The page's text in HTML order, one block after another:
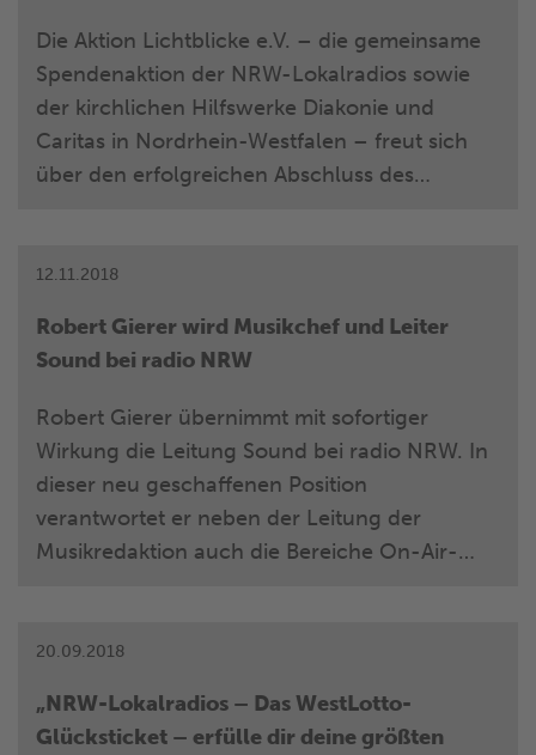
Die Aktion Lichtblicke e.V. – die gemeinsame
Spendenaktion der NRW-Lokalradios sowie
der kirchlichen Hilfswerke Diakonie und
Caritas in Nordrhein-Westfalen – freut sich
über den erfolgreichen Abschluss des
Spendenkonto der NRW-Hilfsaktion ein.
12.11.2018
Robert Gierer wird Musikchef und Leiter
Sound bei radio NRW
Robert Gierer übernimmt mit sofortiger
Wirkung die Leitung Sound bei radio NRW. In
dieser neu geschaffenen Position
verantwortet er neben der Leitung der
Musikredaktion auch die Bereiche On-Air-
Musikevent-Bereich in das Unternehmen
20.09.2018
„NRW-Lokalradios – Das WestLotto-
Glücksticket – erfülle dir deine größten